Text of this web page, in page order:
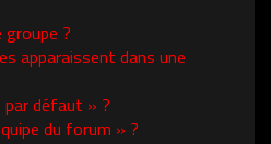
?
apparaissent dans une
par défaut » ?
du forum » ?